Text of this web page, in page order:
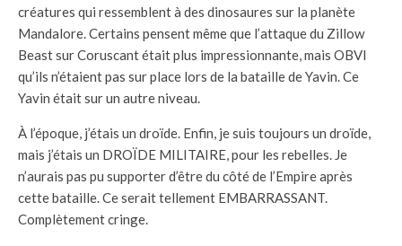
créatures qui ressemblent à des dinosaures sur la planète
Mandalore. Certains pensent même que l’attaque du Zillow
Beast sur Coruscant était plus impressionnante, mais OBVI
qu’ils n’étaient pas sur place lors de la bataille de Yavin. Ce
Yavin était sur un autre niveau.
À l’époque, j’étais un droïde. Enfin, je suis toujours un droïde,
mais j’étais un DROÏDE MILITAIRE, pour les rebelles. Je
n’aurais pas pu supporter d’être du côté de l’Empire après
cette bataille. Ce serait tellement EMBARRASSANT.
Complètement cringe.